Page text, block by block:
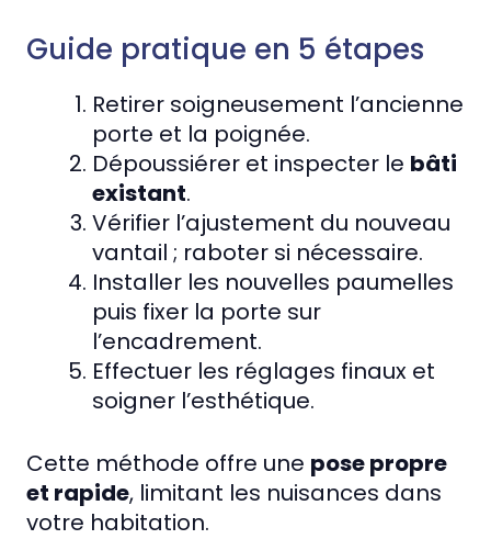
Guide pratique en 5 étapes
Retirer soigneusement l’ancienne
porte et la poignée.
Dépoussiérer et inspecter le bâti
existant.
Vérifier l’ajustement du nouveau
vantail ; raboter si nécessaire.
Installer les nouvelles paumelles
puis fixer la porte sur
l’encadrement.
Effectuer les réglages finaux et
soigner l’esthétique.
Cette méthode offre une pose propre
et rapide, limitant les nuisances dans
votre habitation.